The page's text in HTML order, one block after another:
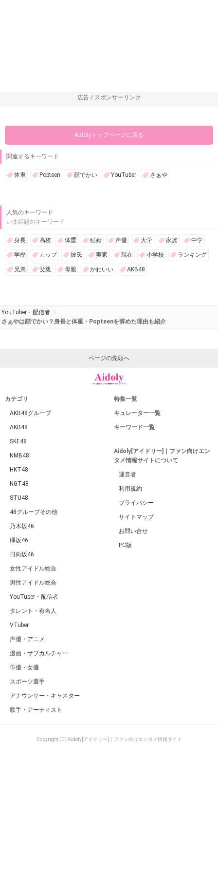
広告 / スポンサーリンク
Aidolyトップページに戻る
関連するキーワード
体重 Popteen 顔でかい YouTuber さぁや
人気のキーワード
いま話題のキーワード
身長 高校 体重 結婚 声優 大学 家族 中学
学歴 カップ 彼氏 実家 現在 小学校 ランキング
兄弟 父親 母親 かわいい AKB48
YouTuber・配信者
さぁやは顔でかい？身長と体重・Popteenを辞めた理由も紹介
ページの先頭へ
カテゴリ
AKB48グループ
AKB48
SKE48
NMB48
HKT48
NGT48
STU48
48グループその他
乃木坂46
欅坂46
日向坂46
女性アイドル総合
男性アイドル総合
YouTuber・配信者
タレント・有名人
VTuber
声優・アニメ
漫画・サブカルチャー
俳優・女優
スポーツ選手
アナウンサー・キャスター
歌手・アーティスト
特集一覧
キュレーター一覧
キーワード一覧
Aidoly[アイドリー]｜ファン向けエン
タメ情報サイトについて
運営者
利用規約
プライバシー
サイトマップ
お問い合せ
PC版
Copyright (C) Aidoly[アイドリー]｜ファン向けエンタメ情報サイト